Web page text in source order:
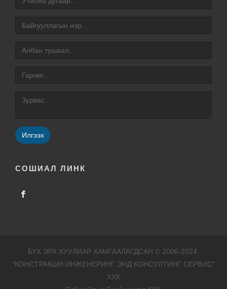
Илгээх
СОШИАЛ ЛИНК
БҮХ ЭРХ ХУУЛИАР ХАМГААЛАГДСАН © 2006-2024,
"КОНСТРАКШН ИНЖЕНЕРИНГ ЭНД КОНСУЛТИНГ СЕРВИС"
ХХК